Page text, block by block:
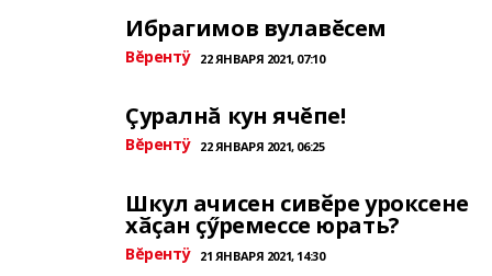
Ибрагимов вулавĕсем
Вĕрентÿ 22 ЯНВАРЯ 2021, 07:10
Çуралнă кун ячĕпе!
Вĕрентÿ 22 ЯНВАРЯ 2021, 06:25
Шкул ачисен сивӗре уроксене
хӑҫан ҫӳремессе юрать?
Вĕрентÿ 21 ЯНВАРЯ 2021, 14:30